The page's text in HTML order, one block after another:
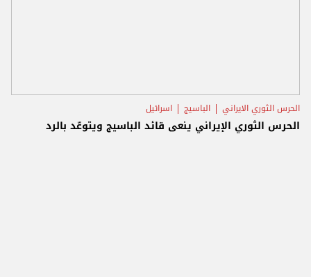
الحرس الثوري الايراني الباسيج اسرائيل
الحرس الثوري الإيراني ينعى قائد الباسيج ويتوعّد بالرد